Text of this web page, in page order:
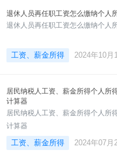
退休人员再任职工资怎么缴纳个人
退休人员再任职工资怎么缴纳个人
工资、薪金所得 2024年10月
居民纳税人工资、薪金所得个人所
计算器
居民纳税人工资、薪金所得个人所
计算器
工资、薪金所得 2024年07月